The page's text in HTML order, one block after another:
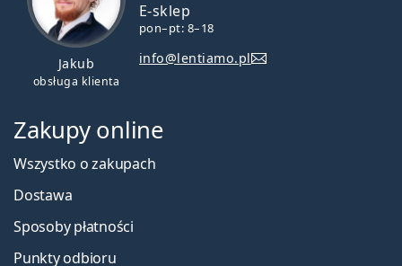
Jakub
obsługa klienta
E-sklep
pon–pt: 8–18
info@lentiamo.pl
Zakupy online
Wszystko o zakupach
Dostawa
Sposoby płatności
Punkty odbioru